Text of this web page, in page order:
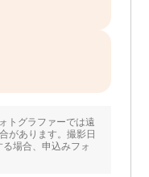
トグラファーでは遠
があります。撮影日
場合、申込みフォ